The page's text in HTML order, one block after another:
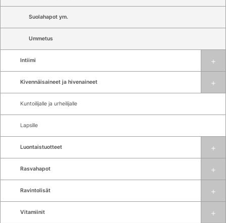
Suolahapot ym.
Ummetus
Intiimi
Kivennäisaineet ja hivenaineet
Kuntoilijalle ja urheilijalle
Lapsille
Luontaistuotteet
Rasvahapot
Ravintolisät
Vitamiinit